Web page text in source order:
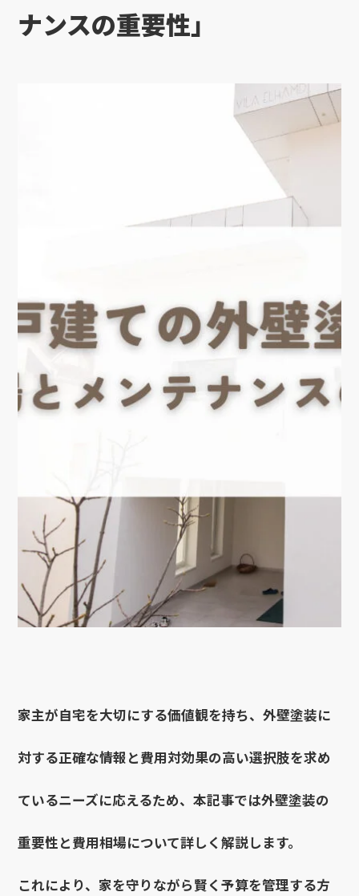
ナンスの重要性」
家主が自宅を大切にする価値観を持ち、外壁塗装に
対する正確な情報と費用対効果の高い選択肢を求め
ているニーズに応えるため、本記事では外壁塗装の
重要性と費用相場について詳しく解説します。
これにより、家を守りながら賢く予算を管理する方